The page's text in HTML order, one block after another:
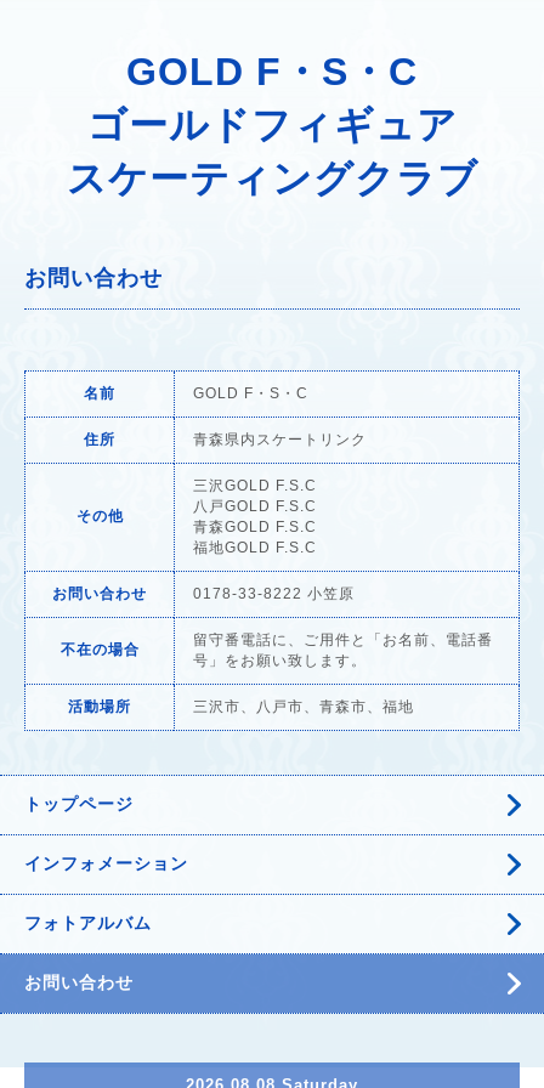
GOLD F・S・C
ゴールドフィギュア
スケーティングクラブ
お問い合わせ
名前 GOLD F・S・C
住所 青森県内スケートリンク
その他
三沢GOLD F.S.C
八戸GOLD F.S.C
青森GOLD F.S.C
福地GOLD F.S.C
お問い合わせ 0178-33-8222 小笠原
不在の場合
留守番電話に、ご用件と「お名前、電話番
号」をお願い致します。
活動場所 三沢市、八戸市、青森市、福地
トップページ
インフォメーション
フォトアルバム
お問い合わせ
2026.08.08 Saturday